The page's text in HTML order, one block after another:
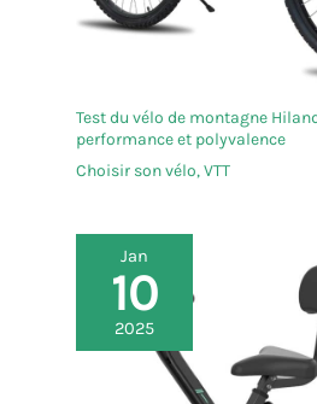
fitness!
Test du vélo de montagne
performance et polyvalence
Choisir son vélo,VTT
Jan
10
2025